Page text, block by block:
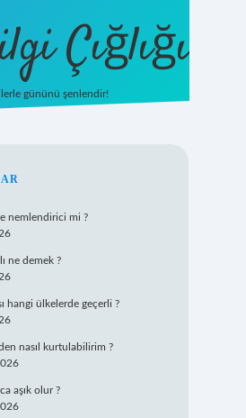
Çığlığı
gününü şenlendir!
nemlendirici mi ?
ne demek ?
hangi ülkelerde geçerli ?
nasıl kurtulabilirim ?
aşık olur ?